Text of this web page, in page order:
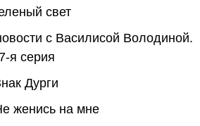
свет
с Василисой Володиной.
я серия
Дурги
женись на мне